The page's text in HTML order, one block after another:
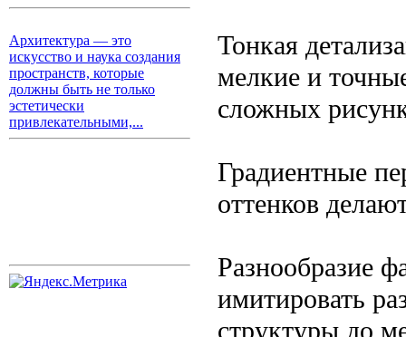
Архитектура — это
искусство и наука создания
пространств, которые
должны быть не только
эстетически
привлекательными,...
Тонкая
мелкие и
сложных
Градиентные
оттенков
Разнообразие
имитировать
структуры до